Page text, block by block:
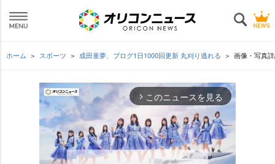
ホーム スポーツ 成田童夢、ブログ1日1000回更新 丸刈り逃れる 画像・写真
arrow_forward_ios このニュースを見る